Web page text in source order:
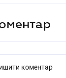
коментар